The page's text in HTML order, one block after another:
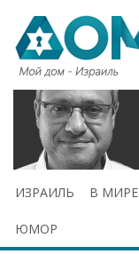
ИЗРАИЛЬ В МИРЕ
ЮМОР